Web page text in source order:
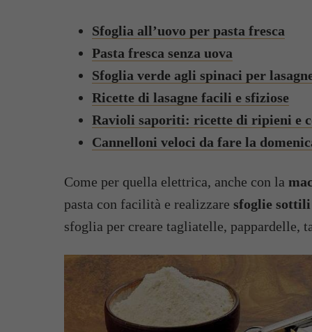
Sfoglia all’uovo per pasta fresca
Pasta fresca senza uova
Sfoglia verde agli spinaci per
Ricette di lasagne facili e sfiziose
Ravioli saporiti: ricette di ripieni e
Cannelloni veloci da fare la
Come per quella elettrica, anche con la
pasta con facilità e realizzare sfoglie sottili
sfoglia per creare tagliatelle, pappardelle,